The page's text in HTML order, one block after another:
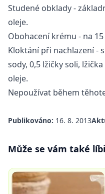
Studené obklady -
oleje.
Obohacení krému - na
Kloktání při nachlazení -
sody, 0,5 lžičky soli,
oleje.
Nepoužívat během
Publikováno: 16. 8. 2013
Může se vám také